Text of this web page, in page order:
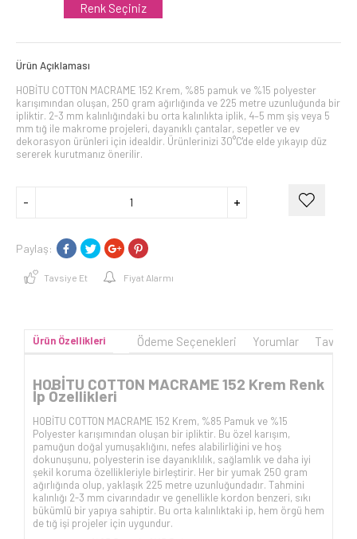
Renk Seçiniz
Ürün Açıklaması
HOBİTU COTTON MACRAME 152 Krem, %85 pamuk ve %15 polyester
karışımından oluşan, 250 gram ağırlığında ve 225 metre uzunluğunda bir
ipliktir. 2-3 mm kalınlığındaki bu orta kalınlıkta iplik, 4–5 mm şiş veya 5
mm tığ ile makrome projeleri, dayanıklı çantalar, sepetler ve ev
dekorasyon ürünleri için idealdir. Ürünlerinizi 30°C'de elde yıkayıp düz
sererek kurutmanız önerilir.
Paylaş:
Tavsiye Et Fiyat Alarmı
Ürün Özellikleri Ödeme Seçenekleri Yorumlar
HOBİTU COTTON MACRAME 152 Krem Renk
İp Özellikleri
HOBİTU COTTON MACRAME 152 Krem, %85 Pamuk ve %15
Polyester karışımından oluşan bir ipliktir. Bu özel karışım,
pamuğun doğal yumuşaklığını, nefes alabilirliğini ve hoş
dokunuşunu, polyesterin ise dayanıklılık, sağlamlık ve daha iyi
şekil koruma özellikleriyle birleştirir. Her bir yumak 250 gram
ağırlığında olup, yaklaşık 225 metre uzunluğundadır. Tahmini
kalınlığı 2-3 mm civarındadır ve genellikle kordon benzeri, sıkı
bükümlü bir yapıya sahiptir. Bu orta kalınlıktaki ip, hem örgü hem
de tığ işi projeler için uygundur.